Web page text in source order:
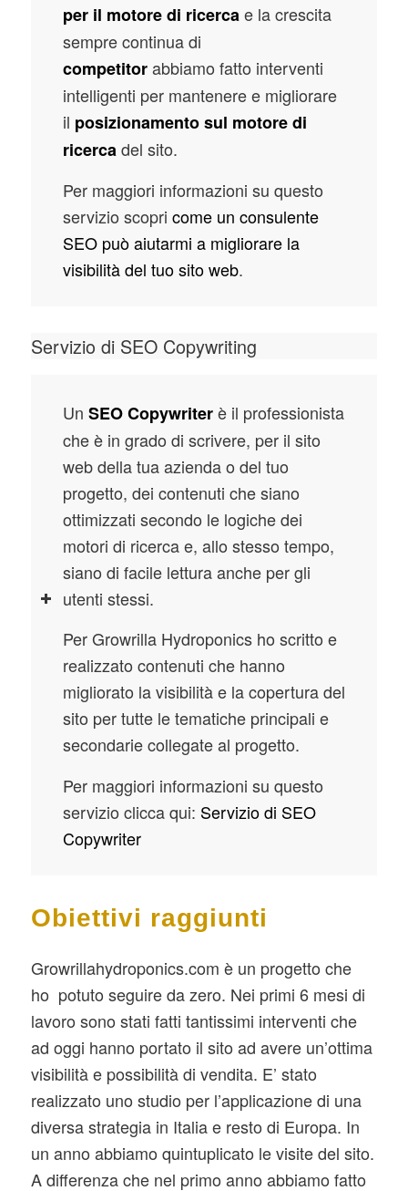
per il motore di ricercae la crescita
sempre continua di
competitorabbiamo fatto interventi
intelligenti per mantenere e migliorare
il posizionamento sul motore di
ricerca del sito.
Per maggiori informazioni su questo
servizio scopri come un consulente
SEO può aiutarmi a migliorare la
visibilità del tuo sito web.
Servizio di SEO Copywriting
Un SEO Copywriterè il professionista
che è in grado di scrivere, per il sito
web della tua azienda o del tuo
progetto, dei contenuti che siano
ottimizzati secondo le logiche dei
motori di ricerca e, allo stesso tempo,
siano di facile lettura anche per gli
utenti stessi.
Per Growrilla Hydroponics ho scritto e
realizzato contenuti che hanno
migliorato la visibilità e la copertura del
sito per tutte le tematiche principali e
secondarie collegate al progetto.
Per maggiori informazioni su questo
servizio clicca qui: Servizio di SEO
Copywriter
Obiettivi raggiunti
Growrillahydroponics.com è un progetto che
ho potuto seguire da zero. Nei primi 6 mesi di
lavoro sono stati fatti tantissimi interventi che
ad oggi hanno portato il sito ad avere un’ottima
visibilità e possibilità di vendita. E’ stato
realizzato uno studio per l’applicazione di una
diversa strategia in Italia e resto di Europa. In
un anno abbiamo quintuplicato le visite del sito.
A differenza che nel primo anno abbiamo fatto